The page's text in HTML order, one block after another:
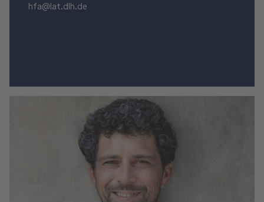
hfa@lat.dlh.de